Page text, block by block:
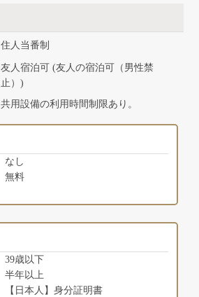
住人当番制
友人宿泊可 (友人の宿泊可（男性禁
止）)
共用設備の利用時間制限あり。
なし
無料
39歳以下
半年以上
【日本人】身分証明書